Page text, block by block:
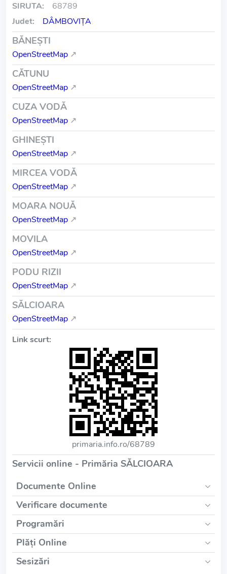
SIRUTA:
68789
Judet:
DÂMBOVIŢA
BĂNEŞTI
OpenStreetMap ↗
CĂTUNU
OpenStreetMap ↗
CUZA VODĂ
OpenStreetMap ↗
GHINEŞTI
OpenStreetMap ↗
MIRCEA VODĂ
OpenStreetMap ↗
MOARA NOUĂ
OpenStreetMap ↗
MOVILA
OpenStreetMap ↗
PODU RIZII
OpenStreetMap ↗
SĂLCIOARA
OpenStreetMap ↗
Link scurt:
primaria.info.ro/68789
Servicii online - Primăria SĂLCIOARA
Documente Online
Verificare documente
Programări
Plăți Online
Sesizări